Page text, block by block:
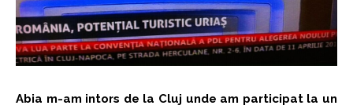
Abia m-am intors de la Cluj unde am participat la un